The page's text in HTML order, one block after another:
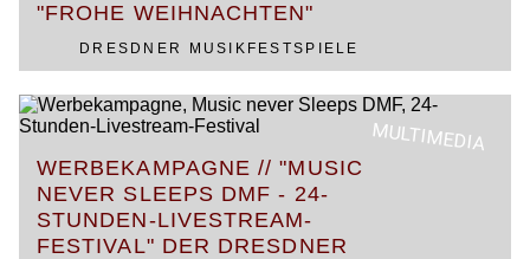
"FROHE WEIHNACHTEN"
DRESDNER MUSIKFESTSPIELE
MULTIMEDIA
WERBEKAMPAGNE // "MUSIC
NEVER SLEEPS DMF - 24-
STUNDEN-LIVESTREAM-
FESTIVAL" DER DRESDNER